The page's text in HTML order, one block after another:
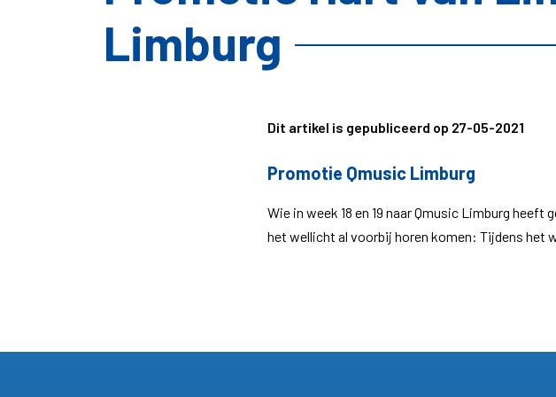
Limburg
Dit artikel is gepubliceerd op 27-05-2021
Promotie Qmusic Limburg
Wie in week 18 en 19 naar Qmusic Limburg heeft
het wellicht al voorbij horen komen: Tijdens het